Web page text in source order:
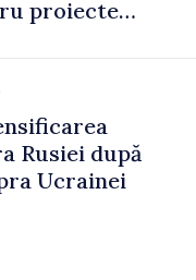
proiecte
Rusiei după
Ucrainei